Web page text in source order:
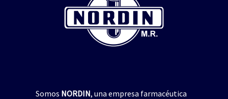
Somos NORDIN, una empresa farmacéutica